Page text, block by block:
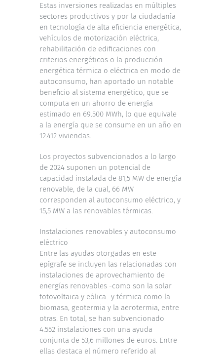
Estas inversiones realizadas en múltiples
sectores productivos y por la ciudadanía
en tecnología de alta eficiencia energética,
vehículos de motorización eléctrica,
rehabilitación de edificaciones con
criterios energéticos o la producción
energética térmica o eléctrica en modo de
autoconsumo, han aportado un notable
beneficio al sistema energético, que se
computa en un ahorro de energía
estimado en 69.500 MWh, lo que equivale
a la energía que se consume en un año en
12.412 viviendas.
Los proyectos subvencionados a lo largo
de 2024 suponen un potencial de
capacidad instalada de 81,5 MW de energía
renovable, de la cual, 66 MW
corresponden al autoconsumo eléctrico, y
15,5 MW a las renovables térmicas.
Instalaciones renovables y autoconsumo
eléctrico
Entre las ayudas otorgadas en este
epígrafe se incluyen las relacionadas con
instalaciones de aprovechamiento de
energías renovables -como son la solar
fotovoltaica y eólica- y térmica como la
biomasa, geotermia y la aerotermia, entre
otras. En total, se han subvencionado
4.552 instalaciones con una ayuda
conjunta de 53,6 millones de euros. Entre
ellas destaca el número referido al